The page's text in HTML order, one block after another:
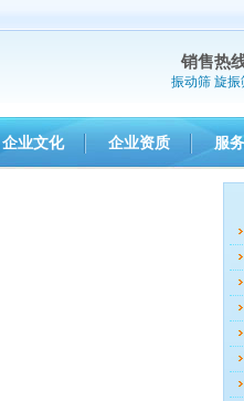
销售热
振动筛 旋振
企业文化 企业资质 服